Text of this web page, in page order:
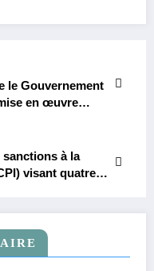
le Gouvernement
en œuvre
à la
visant quatre